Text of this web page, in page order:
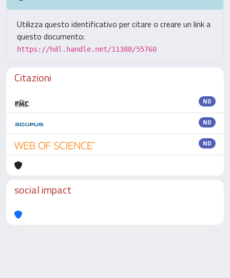
Utilizza questo identificativo per citare o creare un link a
questo documento:
https://hdl.handle.net/11388/55760
Citazioni
ND
ND
ND
social impact